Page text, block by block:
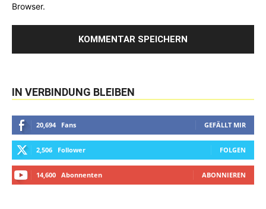
Browser.
IN VERBINDUNG BLEIBEN
20,694 Fans GEFÄLLT MIR
2,506 Follower FOLGEN
14,600 Abonnenten ABONNIEREN